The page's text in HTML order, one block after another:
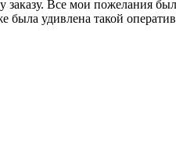
Все мои пожелания
была удивлена такой